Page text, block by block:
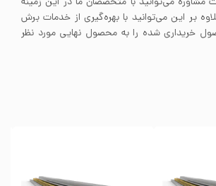
بر این می‌توانید با بهره‌گیری از خدمات برش
خریداری شده را به محصول نهایی مورد نظر